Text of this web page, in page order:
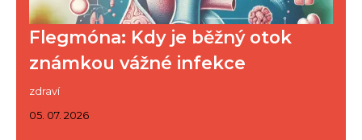
Flegmóna: Kdy je běžný otok
známkou vážné infekce
zdraví
05. 07. 2026